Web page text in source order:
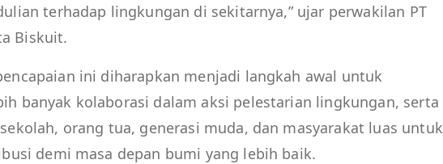
terhadap lingkungan di sekitarnya,” ujar perwakilan PT
Biskuit.
ini diharapkan menjadi langkah awal untuk
banyak kolaborasi dalam aksi pelestarian lingkungan, serta
orang tua, generasi muda, dan masyarakat luas untuk
demi masa depan bumi yang lebih baik.